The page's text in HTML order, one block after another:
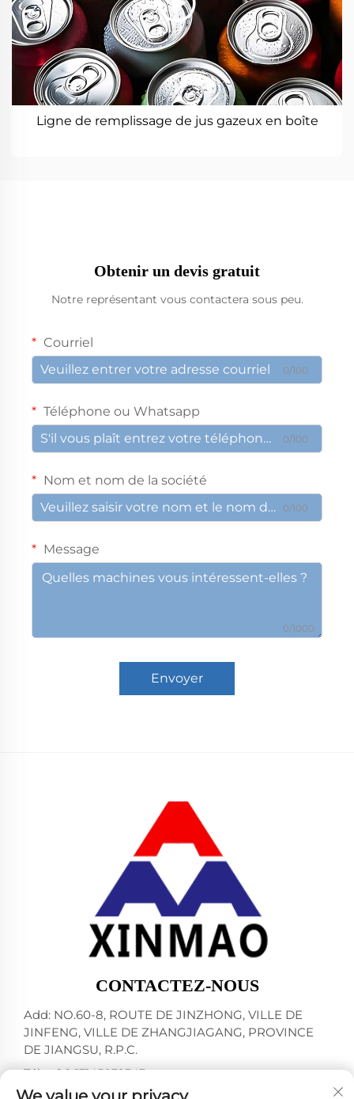
Ligne de remplissage de jus gazeux en boîte
Obtenir un devis gratuit
Notre représentant vous contactera sous peu.
Courriel
0/100
Téléphone ou Whatsapp
0/100
Nom et nom de la société
0/100
Message
0/1000
Envoyer
CONTACTEZ-NOUS
Add: NO.60-8, ROUTE DE JINZHONG, VILLE DE
JINFENG, VILLE DE ZHANGJIAGANG, PROVINCE
DE JIANGSU, R.P.C.
Tél. :+86-13145032343